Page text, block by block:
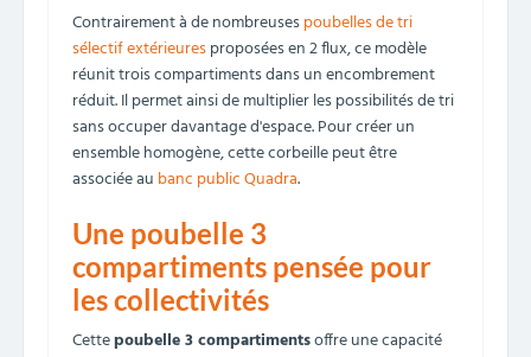
Contrairement à de nombreusespoubelles de tri
sélectif extérieuresproposées en 2 flux, ce modèle
réunit trois compartiments dans un encombrement
réduit. Il permet ainsi de multiplier les possibilités de tri
sans occuper davantage d'espace. Pour créer un
ensemble homogène, cette corbeille peut être
associée au banc public Quadra.
Une poubelle 3
compartiments pensée pour
les collectivités
Cettepoubelle 3 compartimentsoffre une capacité